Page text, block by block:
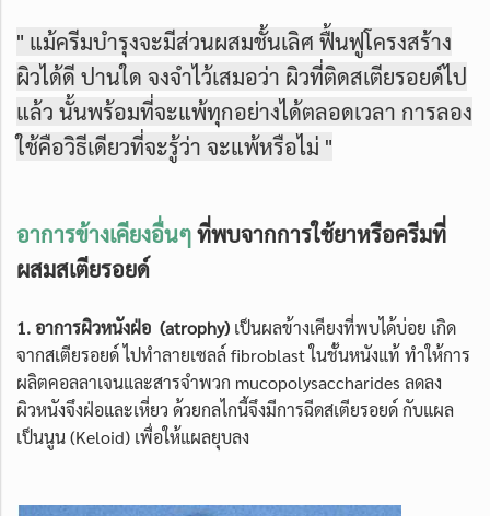
" แม้ครีมบำรุงจะมีส่วนผสมชั้นเลิศ ฟื้นฟูโครงสร้าง
ผิวได้ดี ปานใด จงจำไว้เสมอว่า ผิวที่ติดสเตียรอยด์ไป
แล้ว นั้นพร้อมที่จะแพ้ทุกอย่างได้ตลอดเวลา การลอง
ใช้คือวิธีเดียวที่จะรู้ว่า จะแพ้หรือไม่ "
อาการข้างเคียงอื่นๆที่พบจากการใช้ยาหรือครีมที่
ผสมสเตียรอยด์
1. อาการผิวหนังฝ่อ (atrophy) เป็นผลข้างเคียงที่พบได้บ่อย เกิด
จากสเตียรอยด์ ไปทำลายเซลล์ fibroblast ในชั้นหนังแท้ ทำให้การ
ผลิตคอลลาเจนและสารจำพวก mucopolysaccharides ลดลง
ผิวหนังจึงฝ่อและเหี่ยว ด้วยกลไกนี้จึงมีการฉีดสเตียรอยด์ กับแผล
เป็นนูน (Keloid) เพื่อให้แผลยุบลง